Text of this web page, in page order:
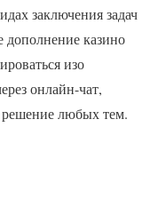
заключения задач
дополнение казино
изо
онлайн-чат,
решение любых тем.